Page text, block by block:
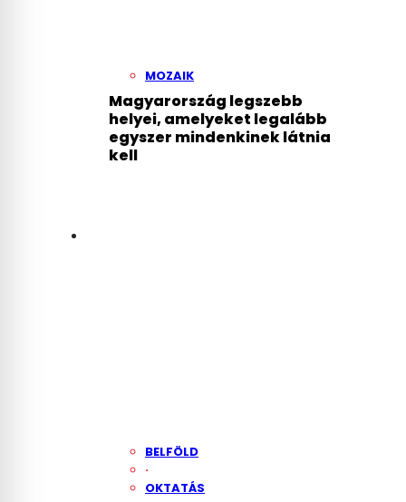
MOZAIK
Magyarország legszebb
helyei, amelyeket legalább
egyszer mindenkinek látnia
kell
BELFÖLD
·
OKTATÁS